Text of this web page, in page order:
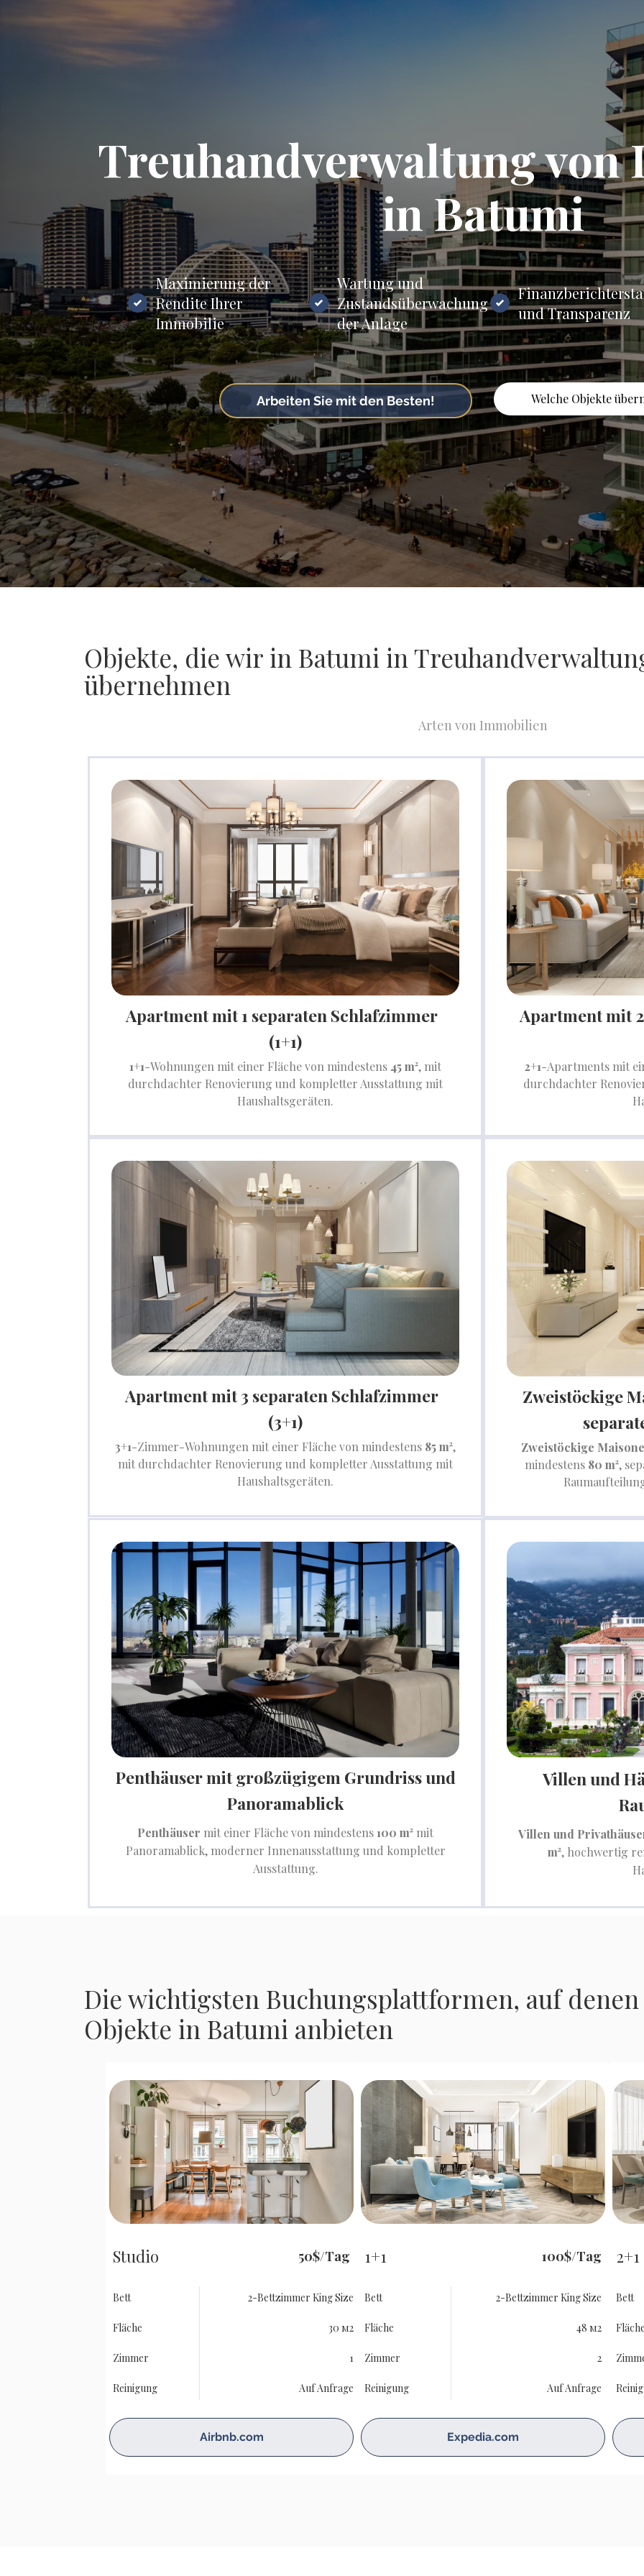
Treuhandverwaltung von
in Batumi
Maximierung der
Rendite Ihrer
Immobilie
Wartung und
Zustandsüberwachung
der Anlage
und Transparenz
Arbeiten Sie mit den Besten! Welche Objekte
Objekte, die wir in Batumi in
übernehmen
Arten von Immobilien
Apartment mit 1 separaten Schlafzimmer
(1+1)
1+1-Wohnungen mit einer Fläche von mindestens 45 m², mit
durchdachter Renovierung und kompletter Ausstattung mit
Haushaltsgeräten.
Apartment mit
2+1-Apartments mit
durchdachter
Apartment mit 3 separaten Schlafzimmer
(3+1)
3+1-Zimmer-Wohnungen mit einer Fläche von mindestens 85 m²,
mit durchdachter Renovierung und kompletter Ausstattung mit
Haushaltsgeräten.
Zweistöckige
Zweistöckige
mindestens 80 m²,
Penthäuser mit großzügigem Grundriss und
Panoramablick
Penthäuser mit einer Fläche von mindestens100 m² mit
Panoramablick, moderner Innenausstattung und kompletter
Ausstattung.
Villen und
Villen und
m², hochwertig
Die wichtigsten Buchungsplattformen, auf
Objekte in Batumi anbieten
Studio 50$/Tag
Bett
Fläche
Zimmer
Reinigung
2-Bettzimmer King Size
30 м2
1
Auf Anfrage
Airbnb.com
1+1 100$/Tag
Bett
Fläche
Zimmer
Reinigung
2-Bettzimmer King Size
48 м2
2
Auf Anfrage
Expedia.com
2+1
Bett